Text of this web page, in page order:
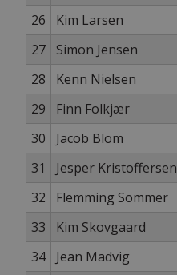
26
Kim Larsen
27
Simon Jensen
28
Kenn Nielsen
29
Finn Folkjær
30
Jacob Blom
31
Jesper Kristoffersen
32
Flemming Sommer
33
Kim Skovgaard
34
Jean Madvig